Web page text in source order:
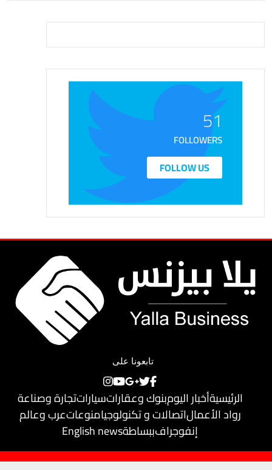
51
FOLLOWERS
FOLLOW US
تابعونا على
الرئيسيةأخبار اليومبنوك وعقاراتسياراتتجارة وصناعة
رواد الأعمالاتصالات و تكنولوجيامنوعاتعرب وعالم
إنفوجرافببساطةEnglish news
حقوق النشر محفوظة لـيلا بيزنس© 2018